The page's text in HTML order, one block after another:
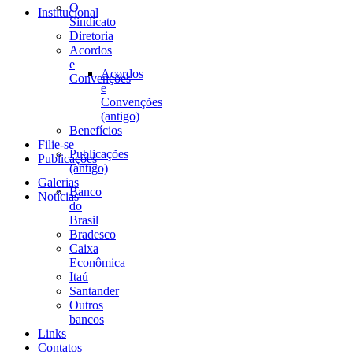
Institucional
O
Sindicato
Diretoria
Acordos
e
Convenções
Acordos
e
Convenções
(antigo)
Benefícios
Filie-se
PublicaçõesPublicações
(antigo)
Galerias
NotíciasBanco
do
Brasil
Bradesco
Caixa
Econômica
Itaú
Santander
Outros
bancos
Links
Contatos